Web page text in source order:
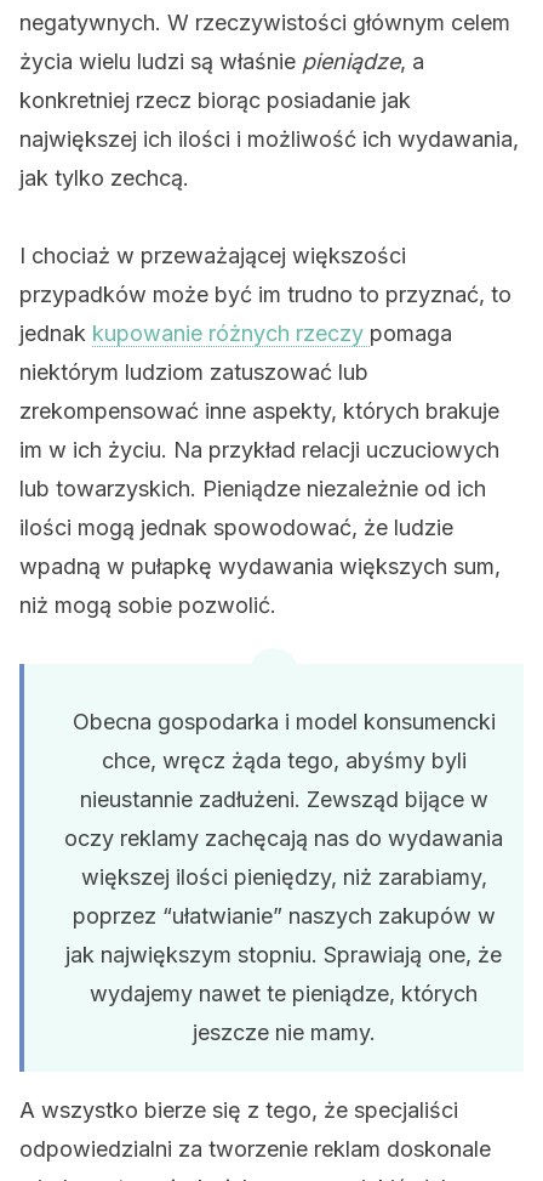
negatywnych. W rzeczywistości głównym celem
życia wielu ludzi są właśnie pieniądze, a
konkretniej rzecz biorąc posiadanie jak
największej ich ilości i możliwość ich wydawania,
jak tylko zechcą.
I chociaż w przeważającej większości
przypadków może być im trudno to przyznać, to
jednak kupowanie różnych rzeczy pomaga
niektórym ludziom zatuszować lub
zrekompensować inne aspekty, których brakuje
im w ich życiu. Na przykład relacji uczuciowych
lub towarzyskich. Pieniądze niezależnie od ich
ilości mogą jednak spowodować, że ludzie
wpadną w pułapkę wydawania większych sum,
niż mogą sobie pozwolić.
Obecna gospodarka i model konsumencki
chce, wręcz żąda tego, abyśmy byli
nieustannie zadłużeni. Zewsząd bijące w
oczy reklamy zachęcają nas do wydawania
większej ilości pieniędzy, niż zarabiamy,
poprzez “ułatwianie” naszych zakupów w
jak największym stopniu. Sprawiają one, że
wydajemy nawet te pieniądze, których
jeszcze nie mamy.
A wszystko bierze się z tego, że specjaliści
odpowiedzialni za tworzenie reklam doskonale